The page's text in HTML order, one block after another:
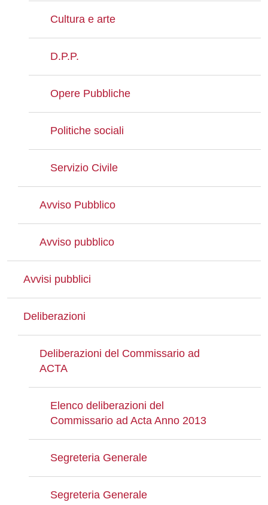
Cultura e arte
D.P.P.
Opere Pubbliche
Politiche sociali
Servizio Civile
Avviso Pubblico
Avviso pubblico
Avvisi pubblici
Deliberazioni
Deliberazioni del Commissario ad
ACTA
Elenco deliberazioni del
Commissario ad Acta Anno 2013
Segreteria Generale
Segreteria Generale